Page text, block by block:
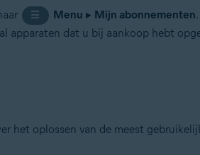
☰ Menu ▸ Mijn abonnementen
apparaten dat u bij aankoop hebt
het oplossen van de meest